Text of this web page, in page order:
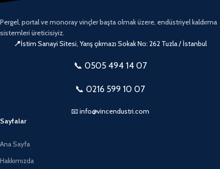
Pergel, portal ve monoray vinçler başta olmak üzere, endüstriyel kaldırma
sistemleri üreticisiyiz.
📍İstim Sanayi Sitesi, Yarış çıkmazı Sokak No: 262 Tuzla / İstanbul
📞 0505 494 14 07
📞 0216 599 10 07
📧 info@vincendustri.com
Sayfalar
Ana Sayfa
Hakkımızda